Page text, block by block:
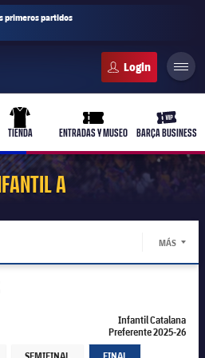
primeros partidos
uniform
TIENDA
ticket-full
ENTRADAS Y MUSEO
ticket-
BARÇA BUSINESS
A
MÁS
Catalana Preferente 2025-26
Catalana Preferente 2025-26
Infantil Catalana
Preferente 2025-26